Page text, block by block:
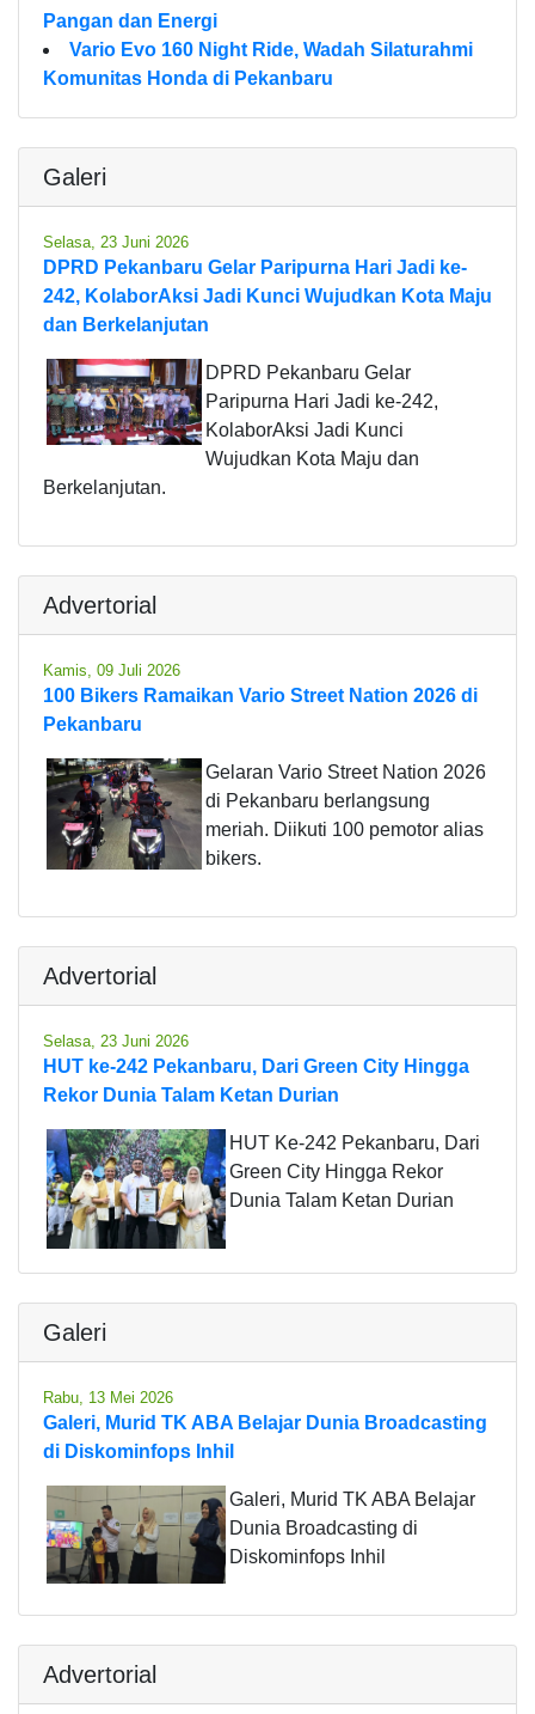
Pangan dan Energi
Vario Evo 160 Night Ride, Wadah Silaturahmi
Komunitas Honda di Pekanbaru
Galeri
Selasa, 23 Juni 2026
DPRD Pekanbaru Gelar Paripurna Hari Jadi ke-
242, KolaborAksi Jadi Kunci Wujudkan Kota Maju
dan Berkelanjutan
DPRD Pekanbaru Gelar
Paripurna Hari Jadi ke-242,
KolaborAksi Jadi Kunci
Wujudkan Kota Maju dan
Berkelanjutan.
Advertorial
Kamis, 09 Juli 2026
100 Bikers Ramaikan Vario Street Nation 2026 di
Pekanbaru
Gelaran Vario Street Nation 2026
di Pekanbaru berlangsung
meriah. Diikuti 100 pemotor alias
bikers.
Advertorial
Selasa, 23 Juni 2026
HUT ke-242 Pekanbaru, Dari Green City Hingga
Rekor Dunia Talam Ketan Durian
HUT Ke-242 Pekanbaru, Dari
Green City Hingga Rekor
Dunia Talam Ketan Durian
Galeri
Rabu, 13 Mei 2026
Galeri, Murid TK ABA Belajar Dunia Broadcasting
di Diskominfops Inhil
Galeri, Murid TK ABA Belajar
Dunia Broadcasting di
Diskominfops Inhil
Advertorial